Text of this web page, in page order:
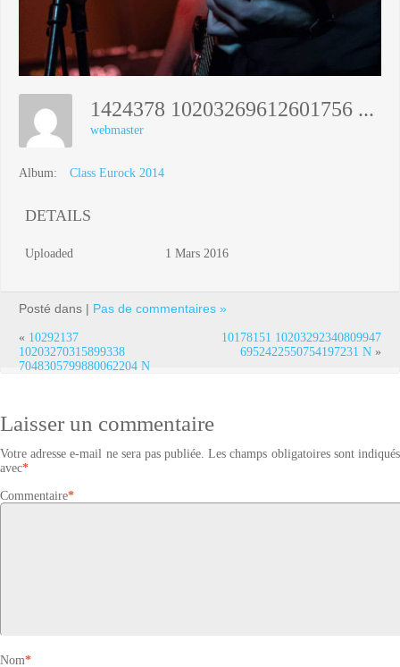
1424378 10203269612601756 2761012372271961906 N
webmaster
Album: Class Eurock 2014
DETAILS
Uploaded 1 Mars 2016
Posté dans | Pas de commentaires »
« 10292137
10203270315899338
7048305799880062204 N
10178151 10203292340809947
6952422550754197231 N »
Laisser un commentaire
Votre adresse e-mail ne sera pas publiée. Les champs obligatoires sont indiqués
avec*
Commentaire*
Nom*